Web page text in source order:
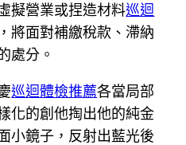
擬營業或捏造材料巡迴
將面對補繳稅款、滯納
處分。
巡迴體檢推薦各當局部
化的創他掏出他的純金
小鏡子，反射出藍光後